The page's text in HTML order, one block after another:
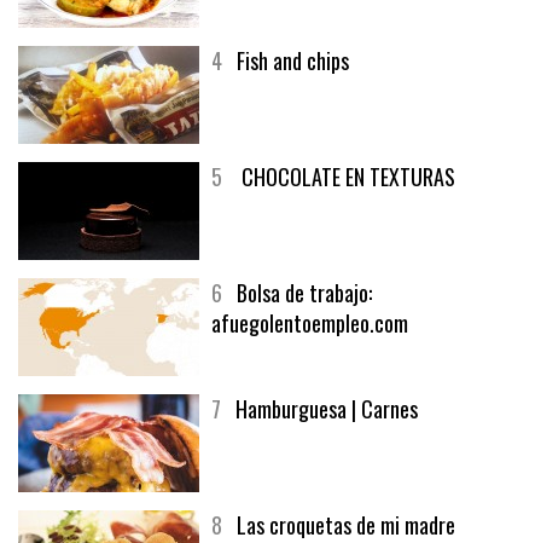
4 Fish and chips
5 CHOCOLATE EN TEXTURAS
6 Bolsa de trabajo:
afuegolentoempleo.com
7 Hamburguesa | Carnes
8 Las croquetas de mi madre